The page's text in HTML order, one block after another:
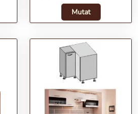
Mutat